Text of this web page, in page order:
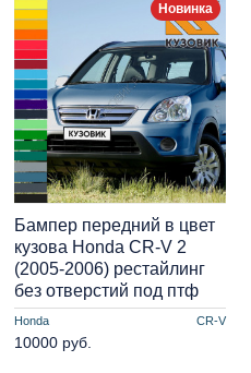
Новинка
Honda CR-V
Бампер передний в цвет
кузова Honda CR-V 2
(2005-2006) рестайлинг
без отверстий под птф
10000 руб.